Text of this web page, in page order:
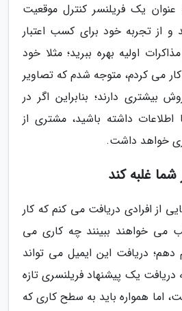
عنوان یک فریلنسر کنترل موقعیت
از تجربه خود برای کسب اعتبار
اولیه بهره ببرید؛ مثلا خود
می کردم، متوجه شدم که تصاویر
بیشتری دارند؛ بنابراین اگر در
داشته باشید، مشتری از
خواهد داشت.
از افرادی دریافت می کنم که کار
می خواهند ببینند چه کاری می
دهم؛ دریافت این ایمیل می تواند
یک پیشنهاد فریلنسری تازه
اما همواره باید به سطح کاری که